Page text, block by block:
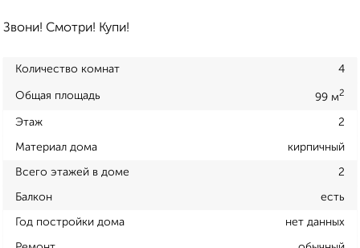
Звони! Смотри! Купи!
Количество комнат 4
Общая площадь 99 м2
Этаж 2
Материал дома кирпичный
Всего этажей в доме 2
Балкон есть
Год постройки дома нет данных